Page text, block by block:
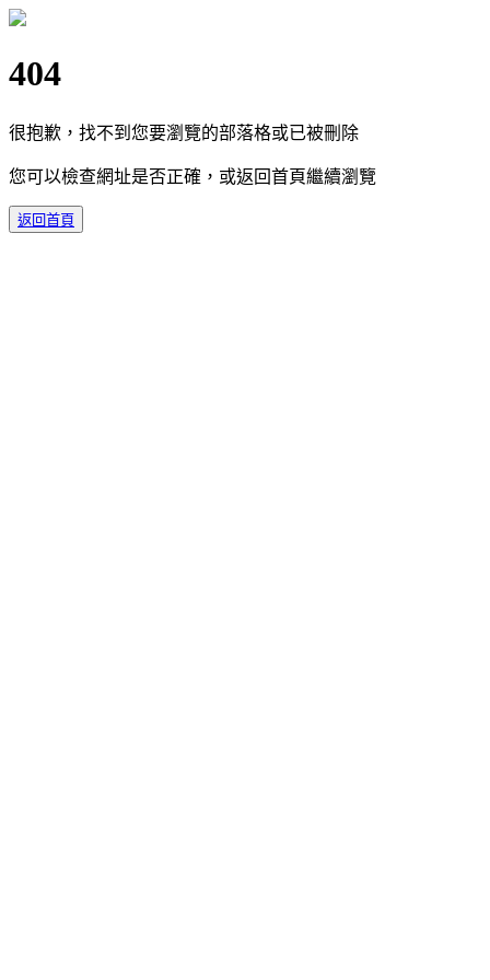
404
很抱歉，找不到您要瀏覽的部落格或已被刪除
您可以檢查網址是否正確，或返回首頁繼續瀏覽
返回首頁